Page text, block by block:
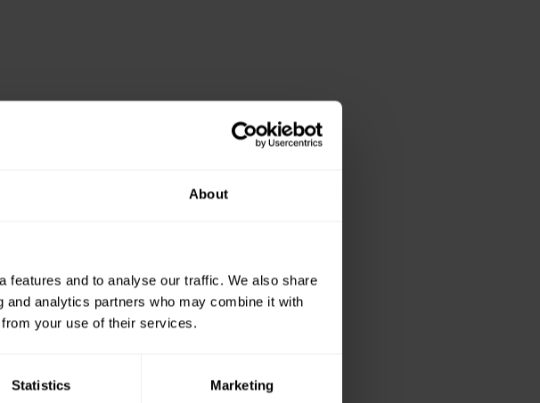
About
features and to analyse our traffic. We also share
analytics partners who may combine it with
your use of their services.
Statistics Marketing